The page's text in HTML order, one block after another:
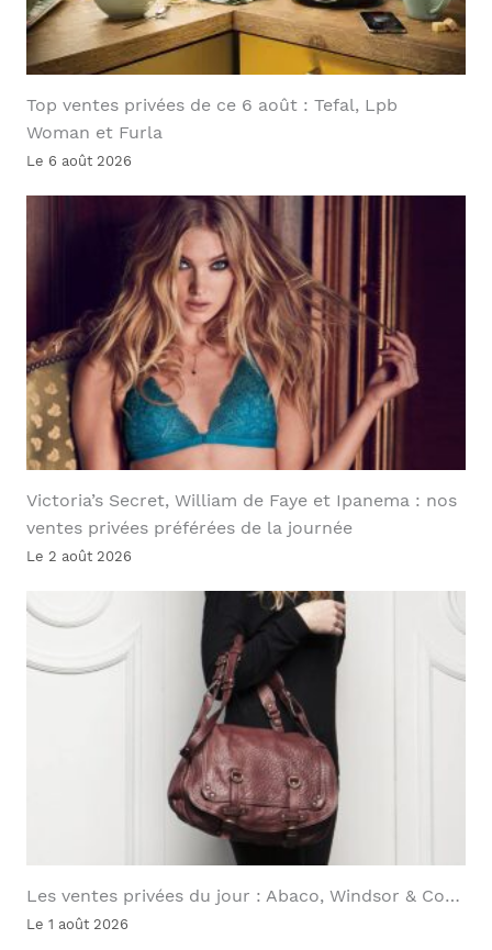
Top ventes privées de ce 6 août : Tefal, Lpb
Woman et Furla
Le 6 août 2026
Victoria’s Secret, William de Faye et Ipanema : nos
ventes privées préférées de la journée
Le 2 août 2026
Les ventes privées du jour : Abaco, Windsor & Co…
Le 1 août 2026